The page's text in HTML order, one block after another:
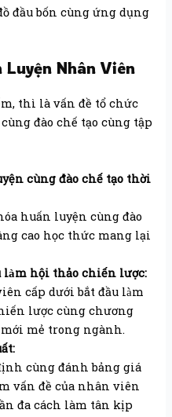
đầu bốn cùng ứng dụng
Luyện Nhân Viên
thì là vấn đề tổ chức
đào chế tạo cùng tập
cùng đào chế tạo thời
huấn luyện cùng đào
cao học thức mang lại
làm hội thảo chiến lược:
cấp dưới bắt đầu làm
lược cùng chương
mẻ trong ngành.
cùng đánh bảng giá
vấn đề của nhân viên
đa cách làm tân kịp